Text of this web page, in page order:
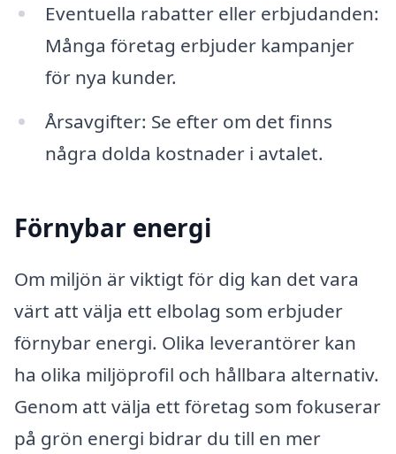
Eventuella rabatter eller erbjudanden:
Många företag erbjuder kampanjer
för nya kunder.
Årsavgifter: Se efter om det finns
några dolda kostnader i avtalet.
Förnybar energi
Om miljön är viktigt för dig kan det vara
värt att välja ett elbolag som erbjuder
förnybar energi. Olika leverantörer kan
ha olika miljöprofil och hållbara alternativ.
Genom att välja ett företag som fokuserar
på grön energi bidrar du till en mer